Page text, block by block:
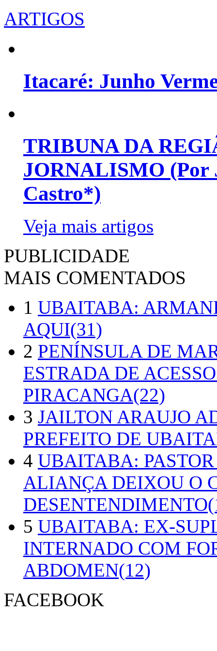
ARTIGOS
Itacaré: Junho
TRIBUNA DA
JORNALISMO (Por
Castro*)
Veja mais artigos
PUBLICIDADE
MAIS COMENTADOS
1 UBAITABA:
AQUI(31)
2 PENÍNSULA DE
ESTRADA DE
PIRACANGA(22)
3 JAILTON ARAUJO
PREFEITO DE
4 UBAITABA:
ALIANÇA DEIXOU O
5 UBAITABA: EX-
INTERNADO COM
ABDOMEN(12)
FACEBOOK